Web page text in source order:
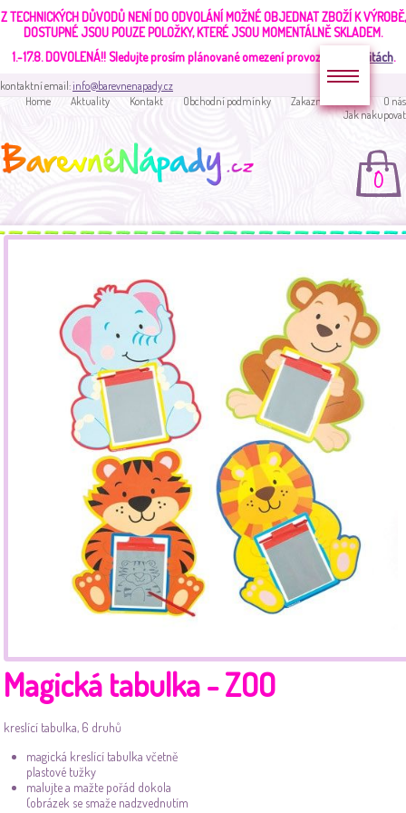
Z TECHNICKÝCH DŮVODŮ NENÍ DO ODVOLÁNÍ MOŽNÉ OBJEDNAT ZBOŽÍ K VÝROBĚ,
DOSTUPNÉ JSOU POUZE POLOŽKY, KTERÉ JSOU MOMENTÁLNĚ SKLADEM.
1.-17.8. DOVOLENÁ!!Sledujte prosím plánované omezení provozu v aktualitách.
kontaktní email:info@barevnenapady.cz
Home
Aktuality Kontakt Obchodní podmínky Zakaznická sekce
O nás
Jak nakupovat
0
Magická tabulka - ZOO
kreslící tabulka, 6 druhů
magická kreslící tabulka včetně
plastové tužky
malujte a mažte pořád dokola
(obrázek se smaže nadzvednutím